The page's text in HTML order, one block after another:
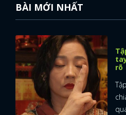
BÀI MỚI NHẤT
rõ